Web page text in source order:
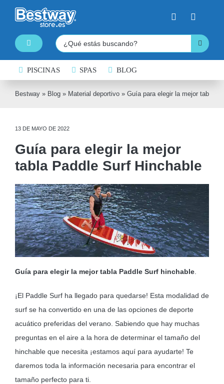
Saltar
contenido
Toggle
PISCINAS DESMONTABLES
SPAS HINCHABLES
KAYAKS HINCHABLES
BARCAS HINCHABLES
HINCHABLES ACUÁTICOS
NATACIÓN
COLCHONES HINCHABLES
MOBILIARIO HINCHABLE
CAMPING
ACCESORIOS DE PISCINAS
RECAMBIOS DE PISCINAS
Buscar:
PISCINAS SPAS BLOG
Bestway» Blog» Material deportivo» Guía para elegir la mejor tabla
13 DE MAYO DE 2022
Guía para elegir la mejor
tabla Paddle Surf Hinchable
Guía para elegir la mejor tabla Paddle Surf hinchable.
¡El Paddle Surf ha llegado para quedarse! Esta modalidad de
surf se ha convertido en una de las opciones de deporte
acuático preferidas del verano. Sabiendo que hay muchas
preguntas en el aire a la hora de determinar el tamaño del
hinchable que necesita ¡estamos aquí para ayudarte! Te
daremos toda la información necesaria para encontrar el
tamaño perfecto para ti.